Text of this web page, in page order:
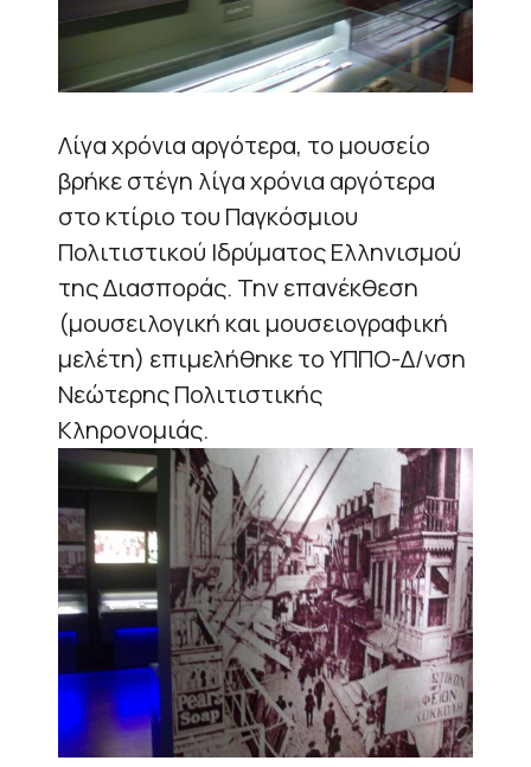
Λίγα χρόνια αργότερα, το μουσείο
βρήκε στέγη λίγα χρόνια αργότερα
στο κτίριο του Παγκόσμιου
Πολιτιστικού Ιδρύματος Ελληνισμού
της Διασποράς. Την επανέκθεση
(μουσειλογική και μουσειογραφική
μελέτη) επιμελήθηκε το ΥΠΠΟ-Δ/νση
Νεώτερης Πολιτιστικής
Κληρονομιάς.